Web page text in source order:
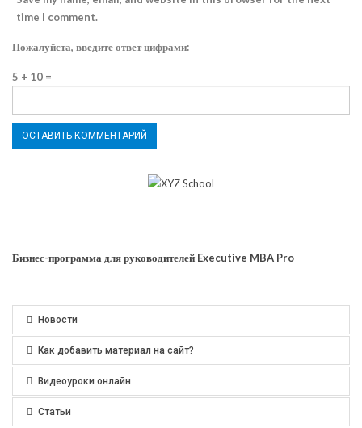
time I comment.
Пожалуйста, введите ответ цифрами:
5 + 10 =
Бизнес-программа для руководителей Executive MBA Pro
Новости
Как добавить материал на сайт?
Видеоуроки онлайн
Статьи